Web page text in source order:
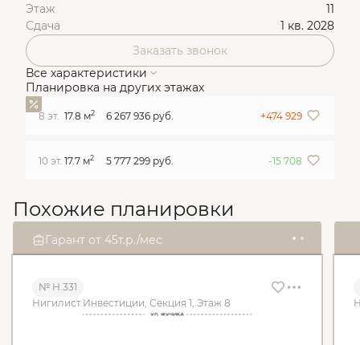
Этаж
11
Сдача
1 кв. 2028
Заказать звонок
Все характеристики
Планировка на других этажах
8 эт. 17.8 м2 6 267 936 руб. +474 929
10 эт. 17.7 м2 5 777 299 руб. -15 708
Похожие планировки
Гарант от 45т.р./мес
21д 16ч 42 м 16c
№ Н.331
Нигилист.Инвестиции, Секция 1, Этаж 8